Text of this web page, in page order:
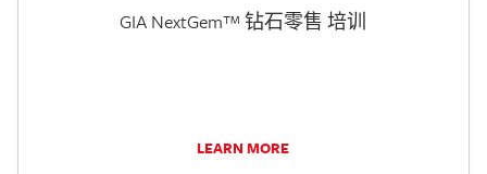
GIA NextGem™ 钻石零售 培训
LEARN MORE